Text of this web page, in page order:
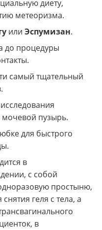
диету,
метеоризма.
или Эспумизан.
до процедуры
самый тщательный
пузырь.
для быстрого
в
с собой
простыню,
геля с тела, а
в